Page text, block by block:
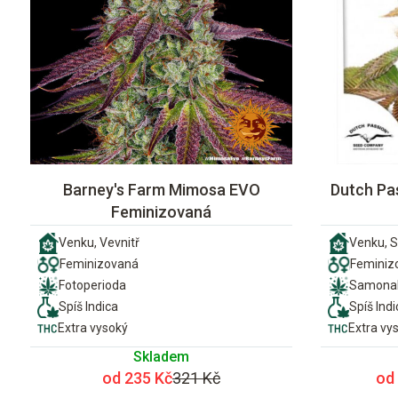
Barney's Farm Mimosa EVO
Feminizovaná
Venku, Vevnitř
Feminizovaná
Fotoperioda
Spíš Indica
Extra vysoký
Skladem
od 235 Kč321 Kč
Dutch
Venku,
Spíš
Extra
od